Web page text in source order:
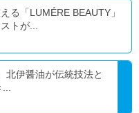
る「LUMÉRE BEAUTY」
トが...
北伊醤油が伝統技法と